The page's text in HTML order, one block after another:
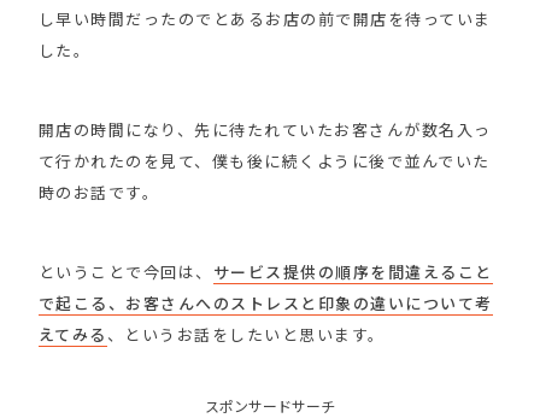
し早い時間だったのでとあるお店の前で開店を待っていま
した。
開店の時間になり、先に待たれていたお客さんが数名入っ
て行かれたのを見て、僕も後に続くように後で並んでいた
時のお話です。
ということで今回は、 サービス提供の順序を間違えること
で起こる、お客さんへのストレスと印象の違いについて考
えてみる 、というお話をしたいと思います。
スポンサードサーチ